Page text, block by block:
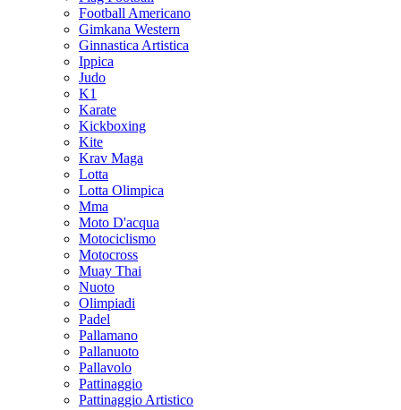
Football Americano
Gimkana Western
Ginnastica Artistica
Ippica
Judo
K1
Karate
Kickboxing
Kite
Krav Maga
Lotta
Lotta Olimpica
Mma
Moto D'acqua
Motociclismo
Motocross
Muay Thai
Nuoto
Olimpiadi
Padel
Pallamano
Pallanuoto
Pallavolo
Pattinaggio
Pattinaggio Artistico